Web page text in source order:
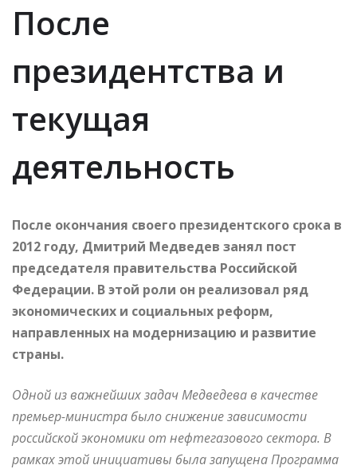
После
президентства и
текущая
деятельность
После окончания своего президентского срока в
2012 году, Дмитрий Медведев занял пост
председателя правительства Российской
Федерации. В этой роли он реализовал ряд
экономических и социальных реформ,
направленных на модернизацию и развитие
страны.
Одной из важнейших задач Медведева в качестве
премьер-министра было снижение зависимости
российской экономики от нефтегазового сектора. В
рамках этой инициативы была запущена Программа